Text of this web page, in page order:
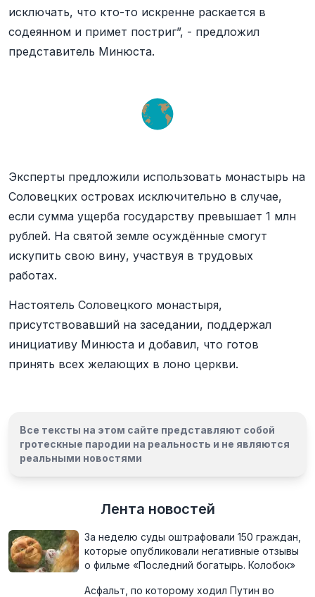
исключать, что кто-то искренне раскается в
содеянном и примет постриг”, - предложил
представитель Минюста.
Эксперты предложили использовать монастырь на
Соловецких островах исключительно в случае,
если сумма ущерба государству превышает 1 млн
рублей. На святой земле осуждённые смогут
искупить свою вину, участвуя в трудовых
работах.
Настоятель Соловецкого монастыря,
присутствовавший на заседании, поддержал
инициативу Минюста и добавил, что готов
принять всех желающих в лоно церкви.
Все тексты на этом сайте представляют собой
гротескные пародии на реальность и не являются
реальными новостями
Лента новостей
За неделю суды оштрафовали 150 граждан,
которые опубликовали негативные отзывы
о фильме «Последний богатырь. Колобок»
Асфальт, по которому ходил Путин во